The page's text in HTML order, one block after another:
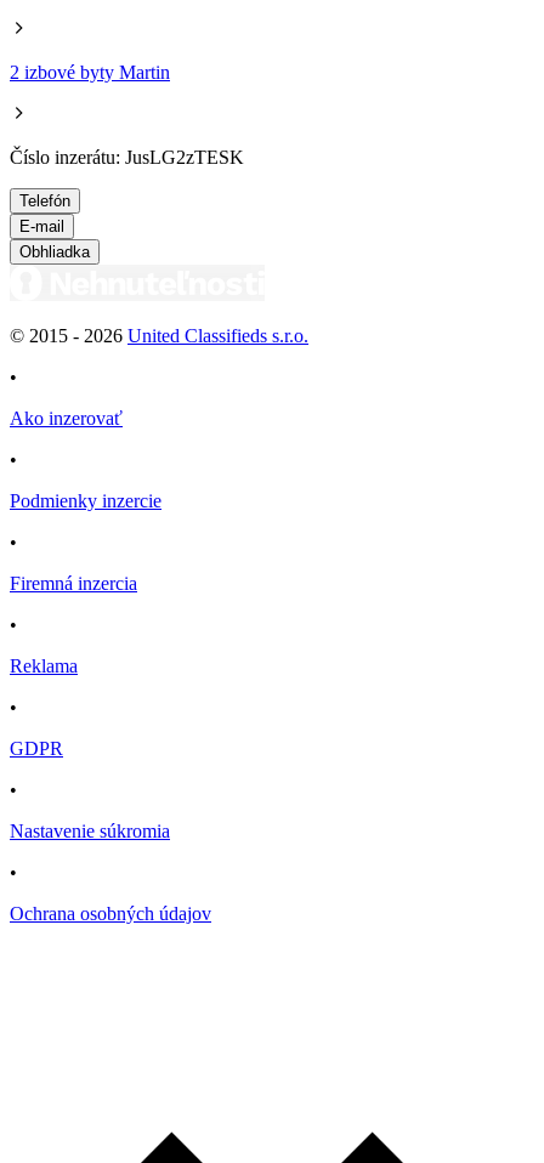
2 izbové byty Martin
Číslo inzerátu: JusLG2zTESK
Telefón
E-mail
Obhliadka
© 2015 - 2026 United Classifieds s.r.o.
•
Ako inzerovať
•
Podmienky inzercie
•
Firemná inzercia
•
Reklama
•
GDPR
•
Nastavenie súkromia
•
Ochrana osobných údajov